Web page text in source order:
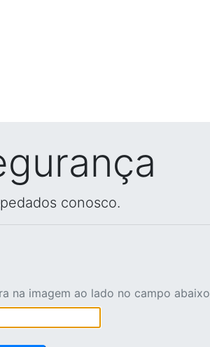
conosco.
na imagem ao lado no campo abaixo